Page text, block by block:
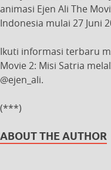
animasi Ejen Ali The
Indonesia mulai 27 Juni
Ikuti informasi terbaru
Movie 2: Misi Satria
@ejen_ali.
(***)
ABOUT THE AUTHOR